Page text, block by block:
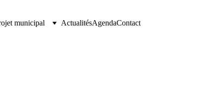
municipal ActualitésAgendaContact